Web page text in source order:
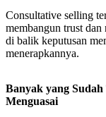
Consultative selling
membangun trust
di balik keputusan
menerapkannya.
Banyak yang
Menguasai